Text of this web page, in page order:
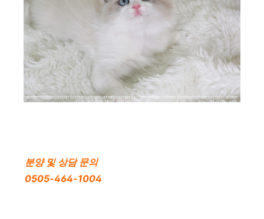
분양 및 상담 문의
0505-464-1004